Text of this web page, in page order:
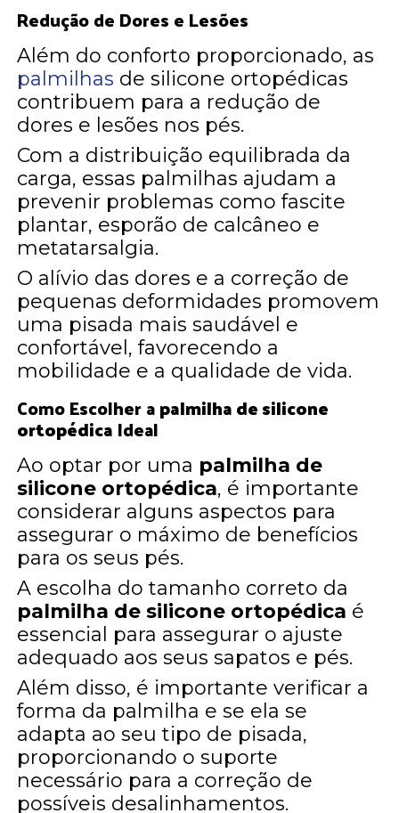
Redução de Dores e Lesões
Além do conforto proporcionado, as
palmilhas de silicone ortopédicas
contribuem para a redução de
dores e lesões nos pés.
Com a distribuição equilibrada da
carga, essas palmilhas ajudam a
prevenir problemas como fascite
plantar, esporão de calcâneo e
metatarsalgia.
O alívio das dores e a correção de
pequenas deformidades promovem
uma pisada mais saudável e
confortável, favorecendo a
mobilidade e a qualidade de vida.
Como Escolher apalmilha de silicone
ortopédicaIdeal
Ao optar por uma palmilha de
silicone ortopédica, é importante
considerar alguns aspectos para
assegurar o máximo de benefícios
para os seus pés.
A escolha do tamanho correto da
palmilha de silicone ortopédica é
essencial para assegurar o ajuste
adequado aos seus sapatos e pés.
Além disso, é importante verificar a
forma da palmilha e se ela se
adapta ao seu tipo de pisada,
proporcionando o suporte
necessário para a correção de
possíveis desalinhamentos.